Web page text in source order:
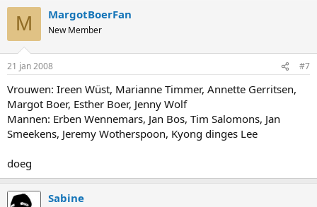
M MargotBoerFan
New Member
21 jan 2008 #7
Vrouwen: Ireen Wüst, Marianne Timmer, Annette Gerritsen,
Margot Boer, Esther Boer, Jenny Wolf
Mannen: Erben Wennemars, Jan Bos, Tim Salomons, Jan
Smeekens, Jeremy Wotherspoon, Kyong dinges Lee
doeg
Sabine